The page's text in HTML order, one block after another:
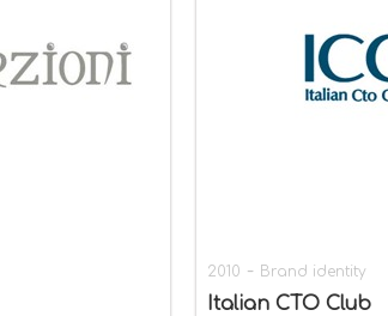
2010 - Brand identity
Italian CTO Club